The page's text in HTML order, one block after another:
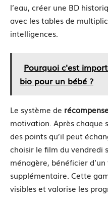
l’eau, créer une BD
avec les tables de
intelligences.
Pourquoi c'est
bio pour un bébé ?
Le système de
motivation. Après chaque
des points qu’il peut
choisir le film du vendredi
ménagère, bénéficier d’un
supplémentaire. Cette
visibles et valorise les